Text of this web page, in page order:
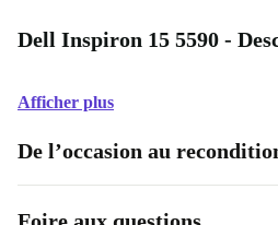
Dell Inspiron 15 5590 -
Afficher plus
De l’occasion au
Foire aux questions